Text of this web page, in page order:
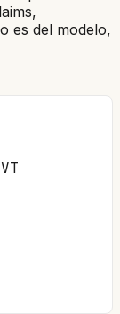
es del modelo,